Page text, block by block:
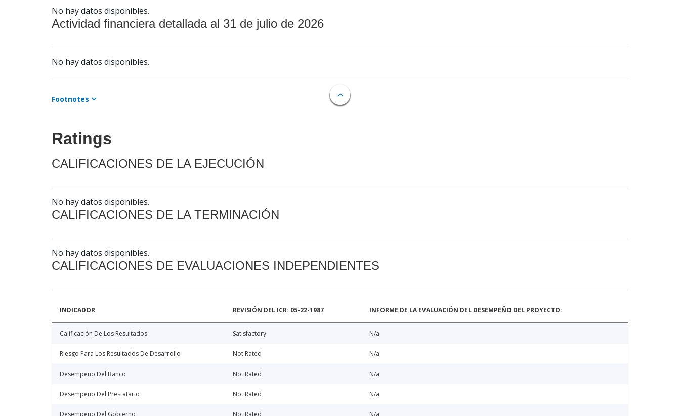
No hay datos disponibles.
Actividad financiera detallada al 31 de julio de 2026
No hay datos disponibles.
Footnotes
Ratings
CALIFICACIONES DE LA EJECUCIÓN
No hay datos disponibles.
CALIFICACIONES DE LA TERMINACIÓN
No hay datos disponibles.
CALIFICACIONES DE EVALUACIONES INDEPENDIENTES
INDICADOR REVISIÓN DEL ICR: 05-22-1987 INFORME DE LA EVALUACIÓN DEL DESEMPEÑO DEL PROYECTO:
Calificación De Los Resultados Satisfactory N/a
Riesgo Para Los Resultados De Desarrollo Not Rated N/a
Desempeño Del Banco Not Rated N/a
Desempeño Del Prestatario Not Rated N/a